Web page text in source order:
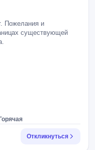
Пожелания и
существующей
Горячая
Откликнуться